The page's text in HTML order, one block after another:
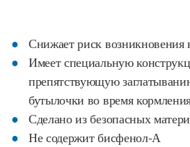
Снижает риск возникновения
Имеет специальную
препятствующую
бутылочки во время
Сделано из безопасных
Не содержит бисфенол-А